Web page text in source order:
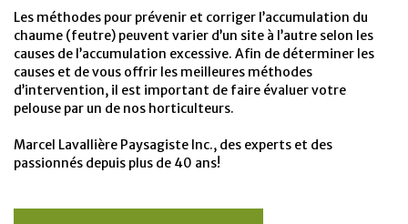
Les méthodes pour prévenir et corriger l’accumulation du
chaume (feutre) peuvent varier d’un site à l’autre selon les
causes de l’accumulation excessive. Afin de déterminer les
causes et de vous offrir les meilleures méthodes
d’intervention, il est important de faire évaluer votre
pelouse par un de nos horticulteurs.
Marcel Lavallière Paysagiste Inc., des experts et des
passionnés depuis plus de 40 ans!